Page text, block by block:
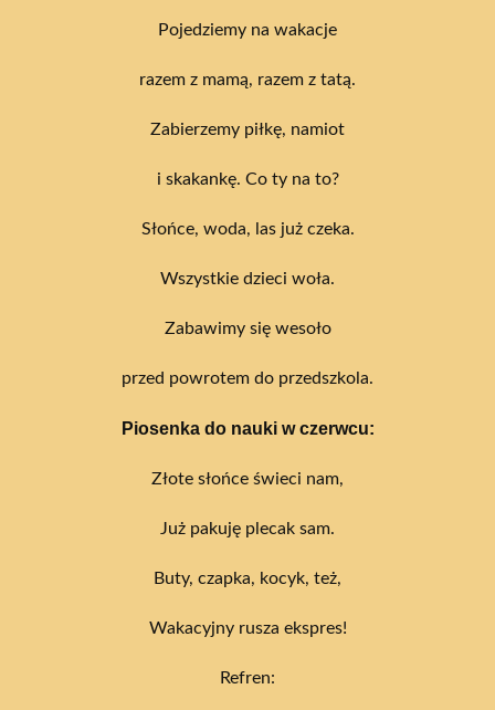
Pojedziemy na wakacje
razem z mamą, razem z tatą.
Zabierzemy piłkę, namiot
i skakankę. Co ty na to?
Słońce, woda, las już czeka.
Wszystkie dzieci woła.
Zabawimy się wesoło
przed powrotem do przedszkola.
Piosenka do nauki w czerwcu:
Złote słońce świeci nam,
Już pakuję plecak sam.
Buty, czapka, kocyk, też,
Wakacyjny rusza ekspres!
Refren: